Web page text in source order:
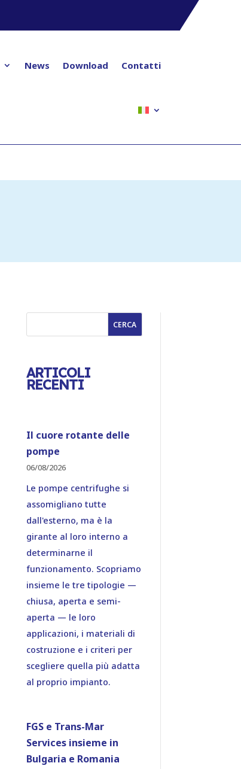
News Download Contatti
CERCA
ARTICOLI
RECENTI
Il cuore rotante delle
pompe
06/08/2026
Le pompe centrifughe si
assomigliano tutte
dall'esterno, ma è la
girante al loro interno a
determinarne il
funzionamento. Scopriamo
insieme le tre tipologie —
chiusa, aperta e semi-
aperta — le loro
applicazioni, i materiali di
costruzione e i criteri per
scegliere quella più adatta
al proprio impianto.
FGS e Trans-Mar
Services insieme in
Bulgaria e Romania